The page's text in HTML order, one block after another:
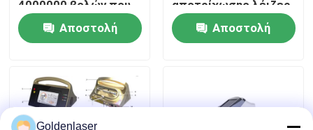
Μας ελάτε σε επαφή με
Ειδήσεις
Ζητήστε ένα απόσπασμα
4000000 βολών που
διαθέτει ρυθμό
επανάληψης 0,5 έως
10Hz και περίβλημα
χάλυβα ABS
Αποστολή
αποτρίχωσης λέιζερ
με σύστημα ψύξης
νερού αέρα
ημιαγωγών που
Αποστολή
Goldenlaser